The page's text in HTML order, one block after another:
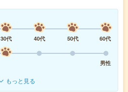
30代 40代 50代
60代
男性
もっと見る